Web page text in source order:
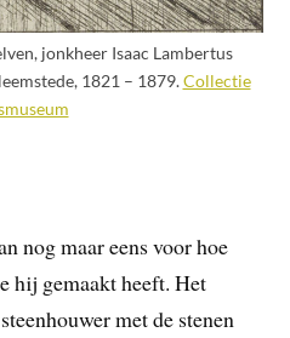
jonkheer Isaac Lambertus
1821 – 1879.Collectie
nog maar eens voor hoe
hij gemaakt heeft. Het
met de stenen